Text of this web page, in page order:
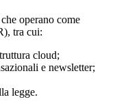
operano come
tra cui:
cloud;
e newsletter;
legge.